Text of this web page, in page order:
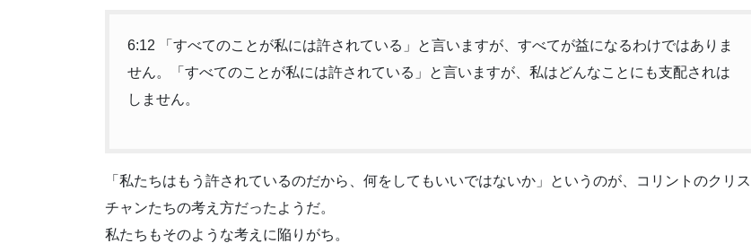
6:12 「すべてのことが私には許されている」と言いますが、すべてが益になるわけではありま
せん。「すべてのことが私には許されている」と言いますが、私はどんなことにも支配されは
しません。
「私たちはもう許されているのだから、何をしてもいいではないか」というのが、コリントのクリス
チャンたちの考え方だったようだ。
私たちもそのような考えに陥りがち。